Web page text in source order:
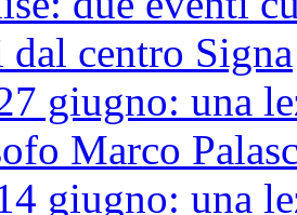
centro Signa
giugno: una
Marco
giugno: una